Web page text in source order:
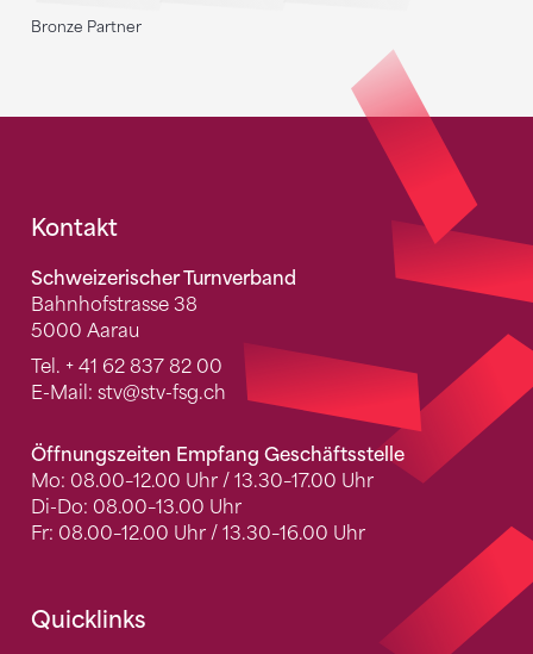
Bronze Partner
Fusszeile
Kontakt
Schweizerischer Turnverband
Bahnhofstrasse 38
5000 Aarau
Tel. + 41 62 837 82 00
E-Mail: stv@stv-fsg.ch
Öffnungszeiten Empfang Geschäftsstelle
Mo: 08.00–12.00 Uhr / 13.30–17.00 Uhr
Di-Do: 08.00–13.00 Uhr
Fr: 08.00–12.00 Uhr / 13.30–16.00 Uhr
Quicklinks